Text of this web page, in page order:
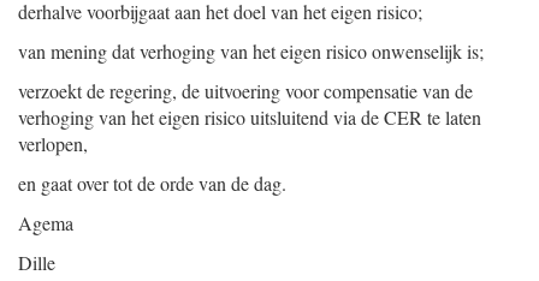
derhalve voorbijgaat aan het doel van het eigen risico;
van mening dat verhoging van het eigen risico onwenselijk is;
verzoekt de regering, de uitvoering voor compensatie van de
verhoging van het eigen risico uitsluitend via de CER te laten
verlopen,
en gaat over tot de orde van de dag.
Agema
Dille